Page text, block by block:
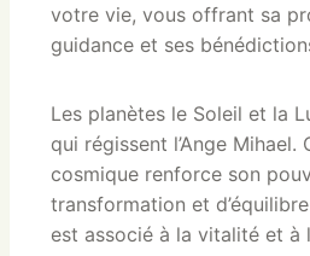
votre vie, vous offrant sa
guidance et ses
Les planètes le Soleil et la
qui régissent l’Ange Mihael.
cosmique renforce son
transformation et
est associé à la vitalité et à